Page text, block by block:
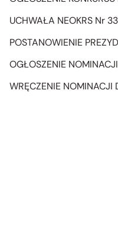
UCHWAŁA NEOKRS Nr
POSTANOWIENIE
OGŁOSZENIE
WRĘCZENIE